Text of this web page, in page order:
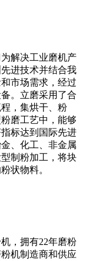
解决工业磨机产
进技术并结合我
市场需求，经过
。立磨采用了合
，集烘干、粉
磨工艺中，能够
标达到国际先进
、化工、非金属
制粉加工，将块
状物料。
，拥有22年磨粉
机制造商和供应